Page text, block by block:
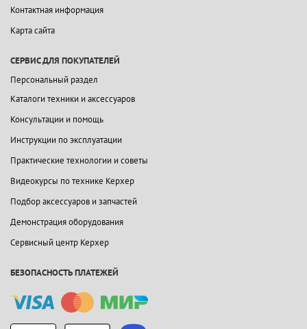
Контактная информация
Карта сайта
СЕРВИС ДЛЯ ПОКУПАТЕЛЕЙ
Персональный раздел
Каталоги техники и аксессуаров
Консультации и помощь
Инструкции по эксплуатации
Практические технологии и советы
Видеокурсы по технике Керхер
Подбор аксессуаров и запчастей
Демонстрация оборудования
Сервисный центр Керхер
БЕЗОПАСНОСТЬ ПЛАТЕЖЕЙ